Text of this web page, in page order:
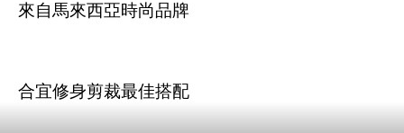
來自馬來西亞時尚品牌
合宜修身剪裁最佳搭配